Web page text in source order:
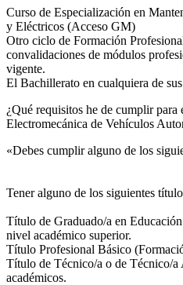
Curso de Especialización en
y Eléctricos (Acceso GM)
Otro ciclo de Formación
convalidaciones de módulos
vigente.
El Bachillerato en cualquiera de
¿Qué requisitos he de cumplir
Electromecánica de Vehículos
«Debes cumplir alguno de los
Tener alguno de los siguientes
Título de Graduado/a en
nivel académico superior.
Título Profesional Básico
Título de Técnico/a o de Técnico/
académicos.